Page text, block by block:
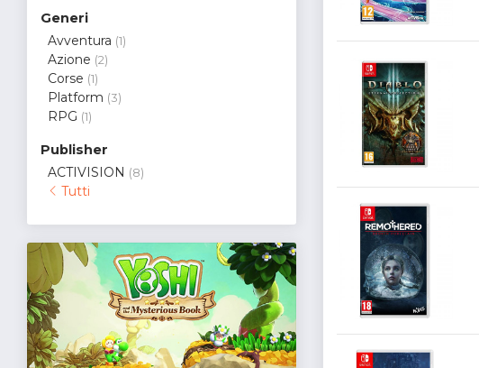
Generi
Avventura (1)
Azione (2)
Corse (1)
Platform (3)
RPG (1)
Publisher
ACTIVISION (8)
Tutti